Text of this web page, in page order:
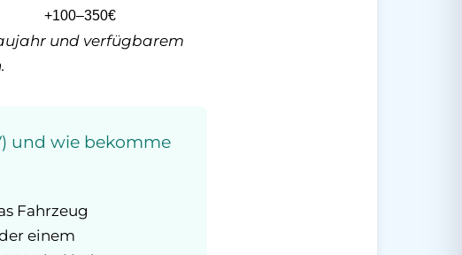
+100–350€
und verfügbarem
und wie bekomme
Fahrzeug
einem